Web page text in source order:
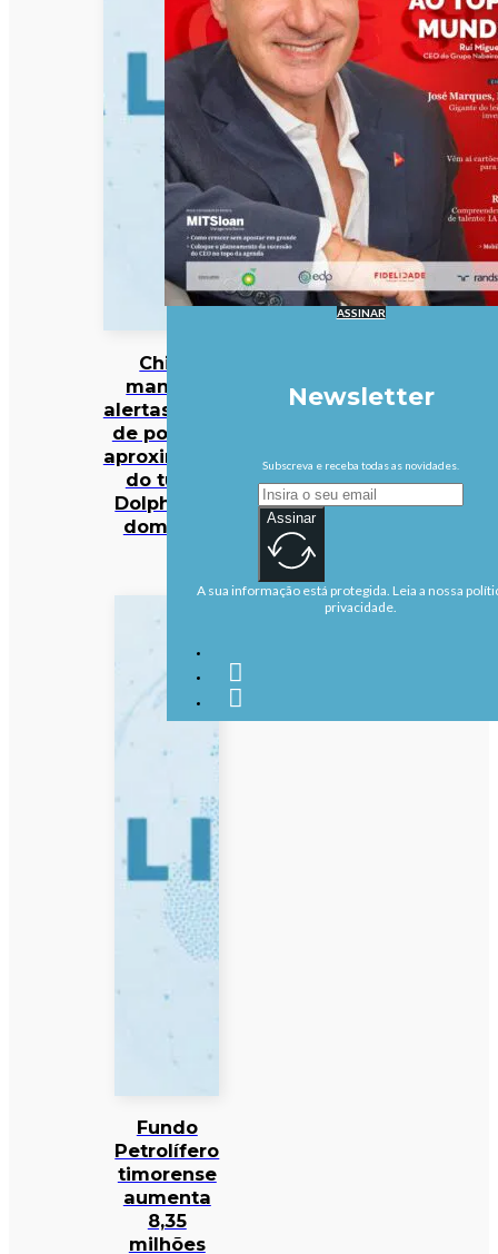
China
mantém
alertas antes
de possível
aproximação
do tufão
Dolphin no
domingo
Fundo
Petrolífero
timorense
aumenta
8,35
milhões
ASSINAR
Newsletter
Subscreva e receba todas as novidades.
Assinar
A sua informação está protegida. Leia a nossa
privacidade.